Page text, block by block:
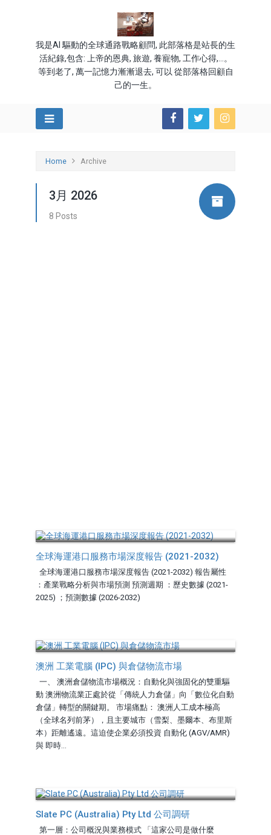
我是AI 驅動的全球通路戰略顧問, 此部落格是站長的生
活紀錄,包含: 上帝的恩典, 旅遊, 養寵物, 工作心得,...。
等到老了, 萬一記憶力漸漸退去, 可以 從部落格回顧自
己的一生。
Home Archive
3月 2026
8 Posts
全球海運港口服務市場深度報告 (2021-2032)
全球海運港口服務市場深度報告 (2021-2032) 報告屬性
：產業戰略分析與市場預測 預測週期 ：歷史數據 (2021-
2025) ；預測數據 (2026-2032)
澳洲 工業電腦 (IPC) 與倉儲物流市場
一、 澳洲倉儲物流市場概況：自動化與強固化的雙重驅
動 澳洲物流業正處於從「傳統人力倉儲」向「數位化自動
倉儲」轉型的關鍵期。 市場痛點： 澳洲人工成本極高
（全球名列前茅），且主要城市（雪梨、墨爾本、布里斯
本）距離遙遠。這迫使企業必須投資 自動化 (AGV/AMR)
與 即時...
Slate PC (Australia) Pty Ltd 公司調研
第一層：公司概況與業務模式 「這家公司是做什麼